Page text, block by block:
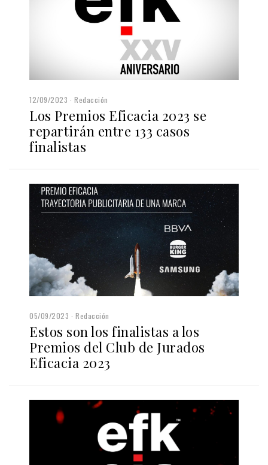
12/09/2023 Redacción
Los Premios Eficacia 2023 se
repartirán entre 133 casos
finalistas
05/09/2023 Redacción
Estos son los finalistas a los
Premios del Club de Jurados
Eficacia 2023